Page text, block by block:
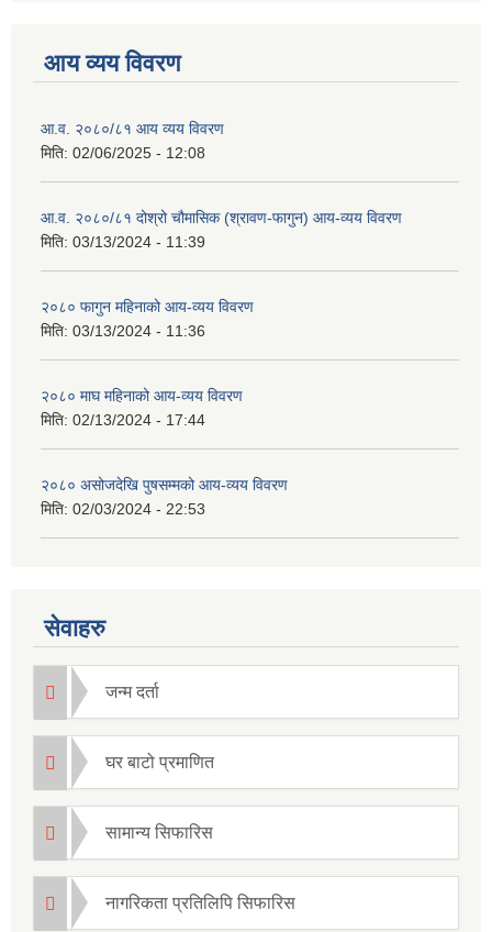
आय व्यय विवरण
आ.व. २०८०/८१ आय व्यय विवरण
मिति: 02/06/2025 - 12:08
आ.व. २०८०/८१ दोश्रो चौमासिक (श्रावण-फागुन) आय-व्यय विवरण
मिति: 03/13/2024 - 11:39
२०८० फागुन महिनाको आय-व्यय विवरण
मिति: 03/13/2024 - 11:36
२०८० माघ महिनाको आय-व्यय विवरण
मिति: 02/13/2024 - 17:44
२०८० असोजदेखि पुषसम्मको आय-व्यय विवरण
मिति: 02/03/2024 - 22:53
सेवाहरु
जन्म दर्ता
घर बाटो प्रमाणित
सामान्य सिफारिस
नागरिकता प्रतिलिपि सिफारिस